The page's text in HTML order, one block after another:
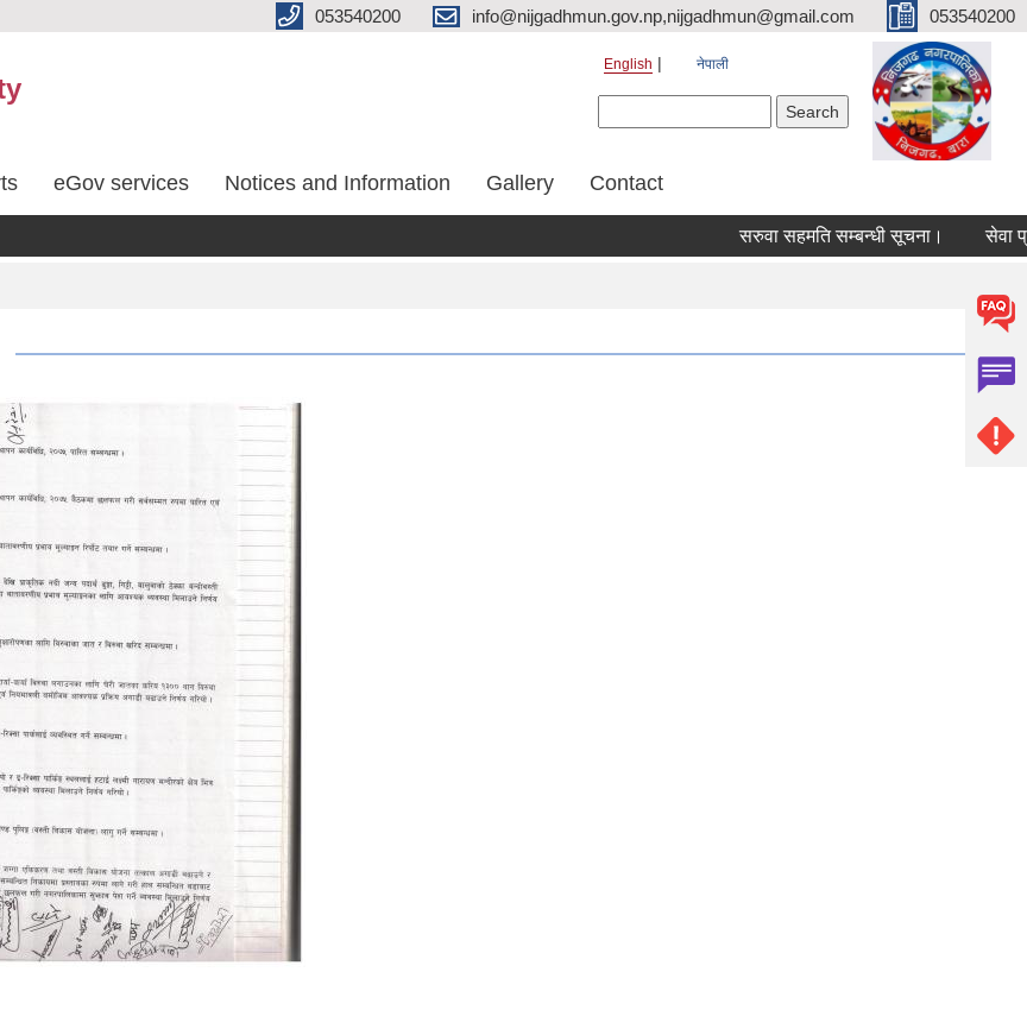
053540200 info@nijgadhmun.gov.np,nijgadhmun@gmail.com 053540200
English नेपाली
eGov services Notices and Information Gallery Contact
सरुवा सहमति सम्बन्धी सूचना। सेवा